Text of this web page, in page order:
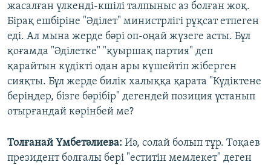
жасалған үлкенді-кшілі талпыныс аз болған жоқ.
Бірақ ешбіріне "Әділет" министрлігі рұқсат етпеген
еді. Ал мына жерде бәрі оп-оңай жүзеге асты. Бұл
қоғамда "Әділетке" "қуыршақ партия" деп
қарайтын күдікті одан ары күшейтіп жіберген
сияқты. Бұл жерде билік халыққа қарата "Күдіктене
беріңдер, бізге бәрібір" дегендей позиция ұстанып
отырғандай көрінбей ме?
Толғанай Үмбетәлиева: Иә, солай болып тұр. Тоқаев
президент болғалы бері "еститін мемлекет" деген